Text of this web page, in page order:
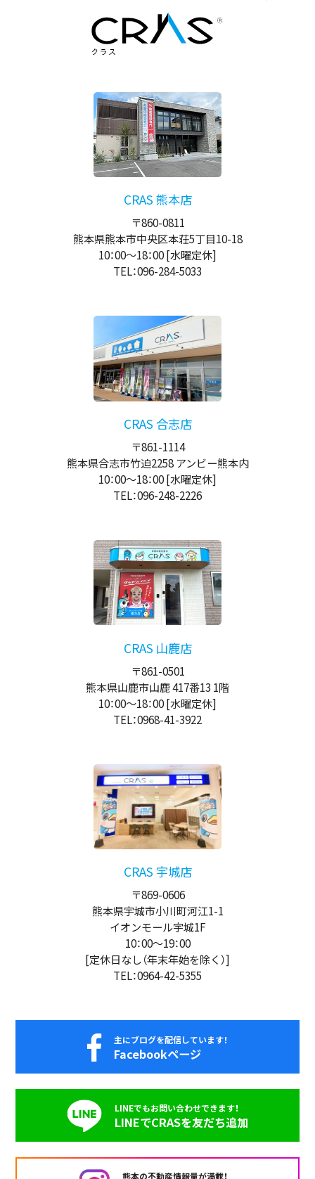
CRAS 熊本店
〒860-0811
熊本県熊本市中央区本荘5丁目10-18
10：00～18：00[水曜定休]
TEL：096-284-5033
CRAS 合志店
〒861-1114
熊本県合志市竹迫2258 アンビー熊本内
10：00～18：00[水曜定休]
TEL：096-248-2226
CRAS 山鹿店
〒861-0501
熊本県山鹿市山鹿 417番13 1階
10：00～18：00[水曜定休]
TEL：0968-41-3922
CRAS 宇城店
〒869-0606
熊本県宇城市小川町河江1-1
イオンモール宇城1F
10：00～19：00
[定休日なし（年末年始を除く）]
TEL：0964-42-5355
主にブログを配信しています！
Facebookページ
LINEでもお問い合わせできます！
LINEでCRASを友だち追加
熊本の不動産情報量が満載！